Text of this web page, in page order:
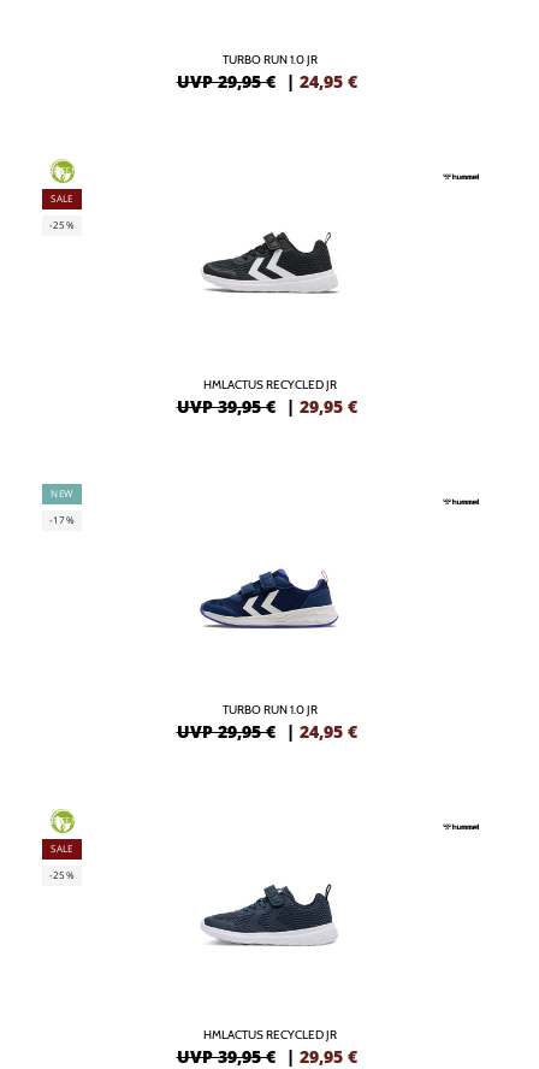
TURBO RUN 1.0 JR
UVP 29,95 € | 24,95 €
GREEN
SALE
-25%
HMLACTUS RECYCLED JR
UVP 39,95 € | 29,95 €
NEW
-17%
TURBO RUN 1.0 JR
UVP 29,95 € | 24,95 €
GREEN
SALE
-25%
HMLACTUS RECYCLED JR
UVP 39,95 € | 29,95 €